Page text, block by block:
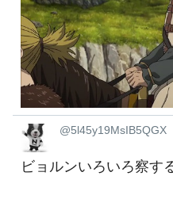
@5l45y19MsIB5QGX
ビョルンいろいろ察す